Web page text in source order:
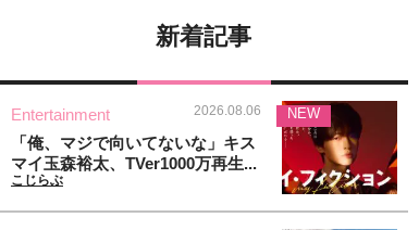
新着記事
Entertainment 2026.08.06
「俺、マジで向いてないな」キス
マイ玉森裕太、TVer1000万再生...
こじらぶ
NEW